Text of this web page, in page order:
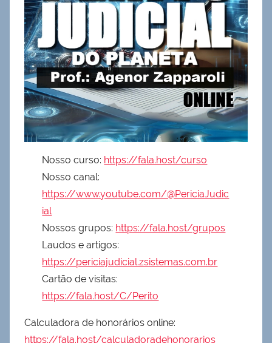
Nosso curso: https://fala.host/curso
Nosso canal:
https://www.youtube.com/@PericiaJudic
ial
Nossos grupos: https://fala.host/grupos
Laudos e artigos:
https://periciajudicial.zsistemas.com.br
Cartão de visitas:
https://fala.host/C/Perito
Calculadora de honorários online:
https://fala.host/calculadoradehonorarios